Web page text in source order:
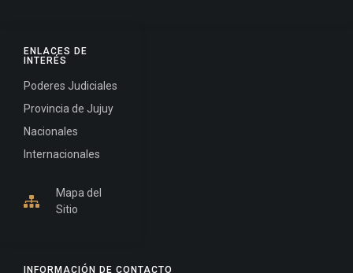
INFORMACIÓN DE CONTACTO
ENLACES DE
INTERÉS
Poderes Judiciales
Provincia de Jujuy
Nacionales
Internacionales
Mapa del
Sitio